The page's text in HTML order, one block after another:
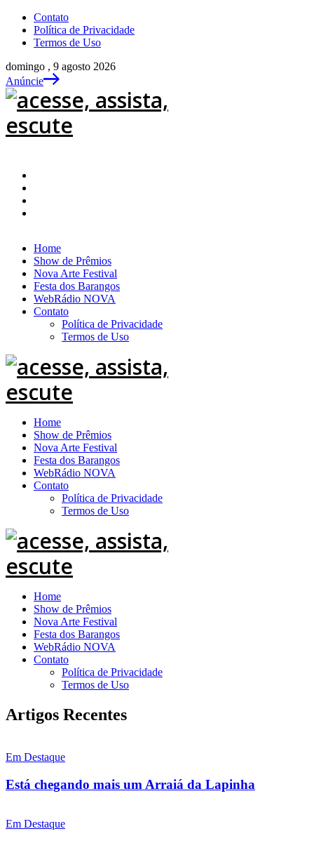
Contato
Política de Privacidade
Termos de Uso
domingo , 9 agosto 2026
Anúncie
Home
Show de Prêmios
Nova Arte Festival
Festa dos Barangos
WebRádio NOVA
Contato
Política de Privacidade
Termos de Uso
Home
Show de Prêmios
Nova Arte Festival
Festa dos Barangos
WebRádio NOVA
Contato
Política de Privacidade
Termos de Uso
Home
Show de Prêmios
Nova Arte Festival
Festa dos Barangos
WebRádio NOVA
Contato
Política de Privacidade
Termos de Uso
Artigos Recentes
Em Destaque
Está chegando mais um Arraiá da Lapinha
Em Destaque